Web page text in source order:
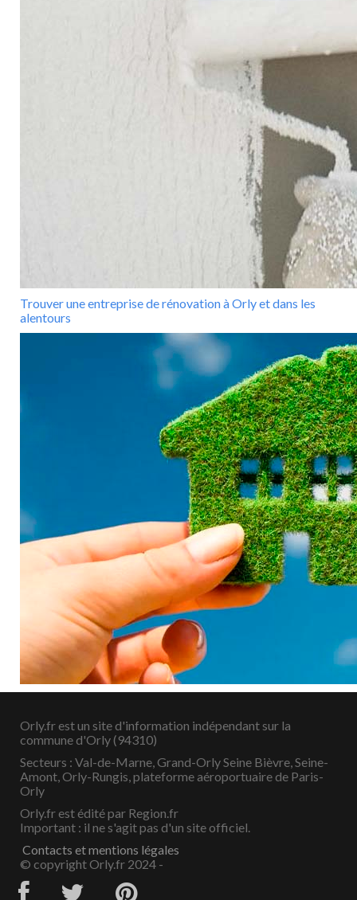
Trouver une entreprise de rénovation à Orly et dans les
alentours
Orly.fr est un site d'information indépendant sur la
commune d'Orly (94310)
Secteurs : Val-de-Marne, Grand-Orly Seine Bièvre, Seine-
Amont, Orly-Rungis, plateforme aéroportuaire de Paris-
Orly
Orly.fr est édité par Region.fr
Important : il ne s'agit pas d'un site officiel.
Contacts et mentions légales
© copyright Orly.fr 2024 -